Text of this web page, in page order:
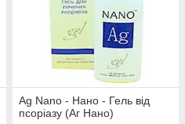
Ag Nano - Нано - Гель від
псоріазу (Аг Нано)